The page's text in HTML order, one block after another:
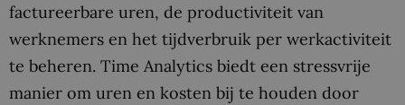
factureerbare uren, de productiviteit van
werknemers en het tijdverbruik per werkactiviteit
te beheren. Time Analytics biedt een stressvrije
manier om uren en kosten bij te houden door